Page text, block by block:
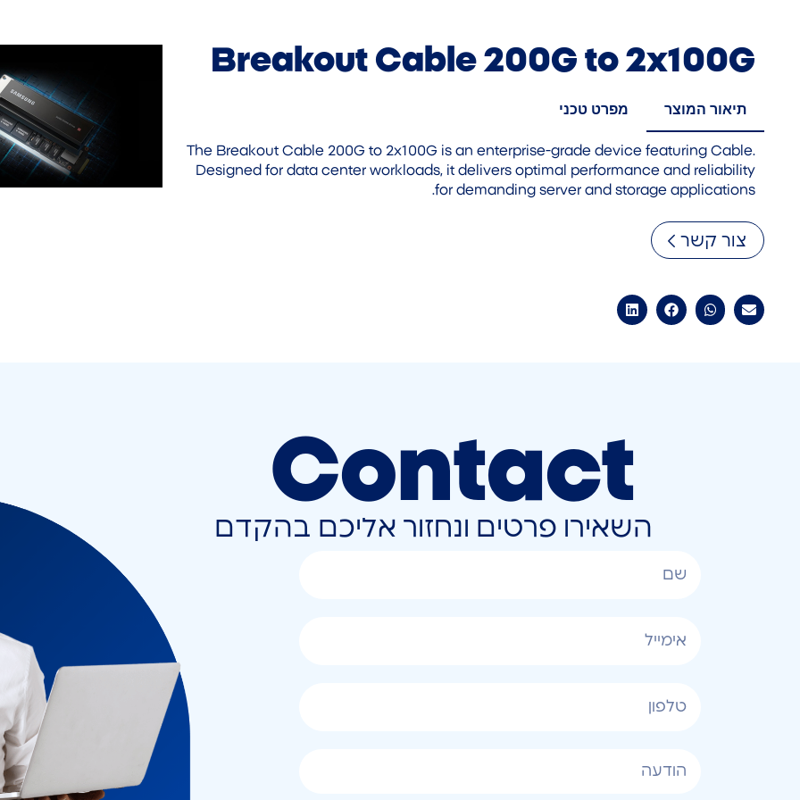
Breakout Cable 200G to 2x100G
תיאור המוצר מפרט טכני
The Breakout Cable 200G to 2x100G is an enterprise-grade device featuring Cable.
Designed for data center workloads, it delivers optimal performance and reliability
for demanding server and storage applications.
צור קשר
Contact
השאירו פרטים ונחזור אליכם בהקדם